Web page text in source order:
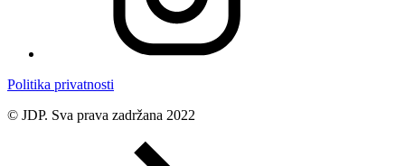
Politika privatnosti
© JDP. Sva prava zadržana 2022